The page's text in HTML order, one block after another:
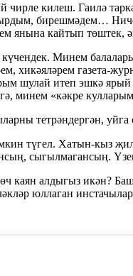
чирле килеш. Гаилә
бирешмәдем…
янына кайтып төштек,
Минем
хикәяләрем газета-
шулай итеп эшкә ярый
минем «кәкре
тетрәндергән,
түгел. Хатын-кыз
сыгылмагансың.
каян алдыгыз икән?
юллаган